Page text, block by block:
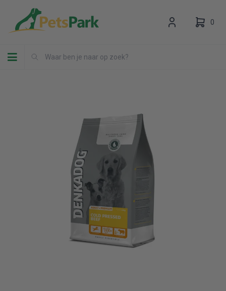
Toggle navigation
0
Uw winkelwagen is leeg.
Vul hem met producten.